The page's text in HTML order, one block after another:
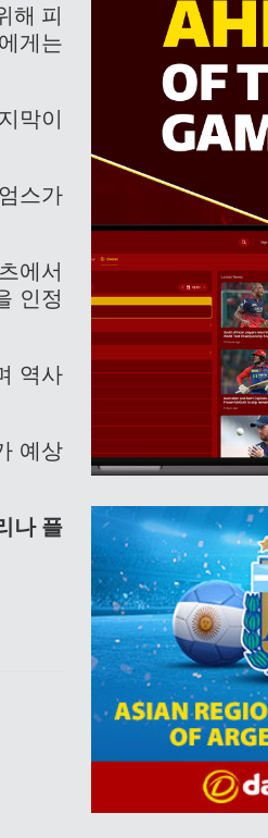
해 피
게는
막이
스가
에서
인정
역사
예상
나 플